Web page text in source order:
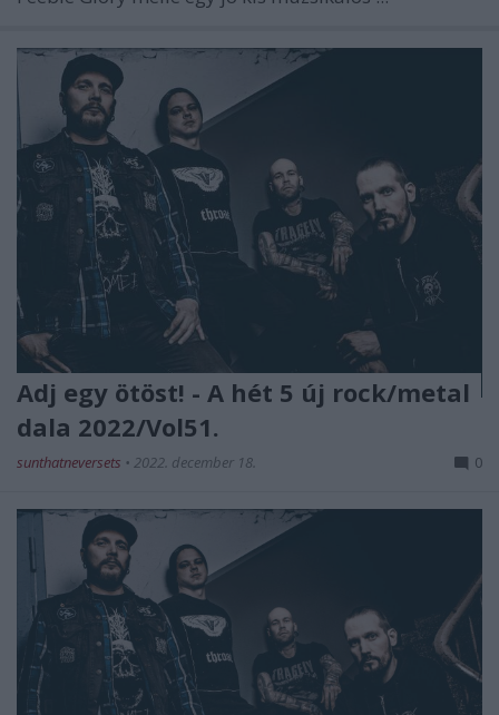
Adj egy ötöst! - A hét 5 új rock/metal
dala 2022/Vol51.
sunthatneversets • 2022. december 18. 0